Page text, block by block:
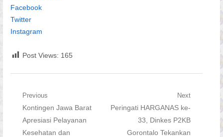
Facebook
Twitter
Instagram
Post Views: 165
Navigasi
pos
Previous
Previous
post:
Kontingen Jawa Barat
Apresiasi Pelayanan
Kesehatan dan
Next
Next
Peringati HARGANAS ke-
33, Dinkes P2KB
Gorontalo Tekankan